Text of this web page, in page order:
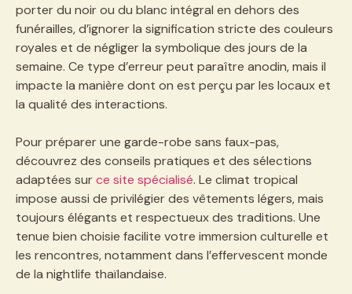
porter du noir ou du blanc intégral en dehors des
funérailles, d’ignorer la signification stricte des couleurs
royales et de négliger la symbolique des jours de la
semaine. Ce type d’erreur peut paraître anodin, mais il
impacte la manière dont on est perçu par les locaux et
la qualité des interactions.
Pour préparer une garde-robe sans faux-pas,
découvrez des conseils pratiques et des sélections
adaptées surce site spécialisé. Le climat tropical
impose aussi de privilégier des vêtements légers, mais
toujours élégants et respectueux des traditions. Une
tenue bien choisie facilite votre immersion culturelle et
les rencontres, notamment dans l’effervescent monde
de la nightlife thaïlandaise.